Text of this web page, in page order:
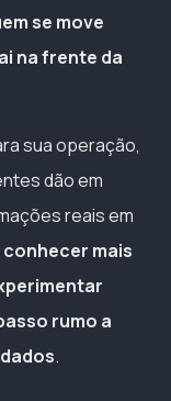
se move
na frente da
sua operação,
dão em
reais em
mais
rumo a
.